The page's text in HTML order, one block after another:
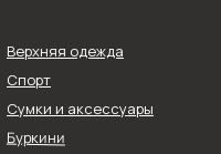
Спорт
Верхняя одежда
Сумки и аксессуары
Буркини